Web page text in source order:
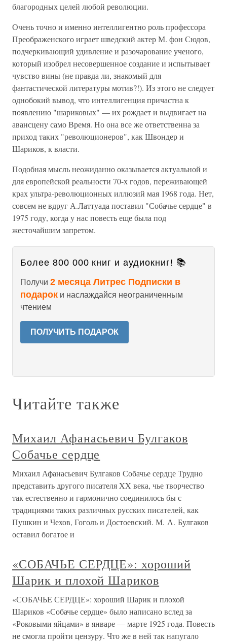
благородных целей любой революции.
Очень точно и именно интеллигентно роль профессора
Преображенского играет шведский актер М. фон Сюдов,
подчеркивающий удивление и разочарование ученого,
который изобрел несовершенное создание и испытывает
чувство вины (не правда ли, знакомый для
фантастической литературы мотив?!). Из этого не следует
однобокий вывод, что интеллигенция причастна к
появлению "шариковых" — их рождает и выдвигает на
авансцену само Время. Но она все же ответственна за
приход таких "революционеров", как Швондер и
Шариков, к власти.
Подобная мысль неожиданно оказывается актуальной и
для европейской реальности 70-х годов, переживающей
крах ультра-революционных иллюзий мая 1968 года. Нет,
совсем не вдруг А.Латтуада поставил "Собачье сердце" в
1975 году, когда у нас повесть еще была под
жесточайшим запретом.
Более 800 000 книг и аудиокниг! 📚
Получи 2 месяца Литрес Подписки в
подарок и наслаждайся неограниченным
чтением
ПОЛУЧИТЬ ПОДАРОК
Читайте также
Михаил Афанасьевич Булгаков
Собачье сердце
Михаил Афанасьевич Булгаков Собачье сердце Трудно
представить другого писателя XX века, чье творчество
так естественно и гармонично соединилось бы с
традициями таких различных русских писателей, как
Пушкин и Чехов, Гоголь и Достоевский. М. А. Булгаков
оставил богатое и
«СОБАЧЬЕ СЕРДЦЕ»: хороший
Шарик и плохой Шариков
«СОБАЧЬЕ СЕРДЦЕ»: хороший Шарик и плохой
Шариков «Собачье сердце» было написано вслед за
«Роковыми яйцами» в январе — марте 1925 года. Повесть
не смогла пройти цензуру. Что же в ней так напугало